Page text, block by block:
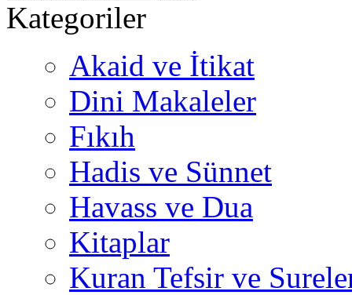
Kategoriler
Akaid ve İtikat
Dini Makaleler
Fıkıh
Hadis ve Sünnet
Havass ve Dua
Kitaplar
Kuran Tefsir ve